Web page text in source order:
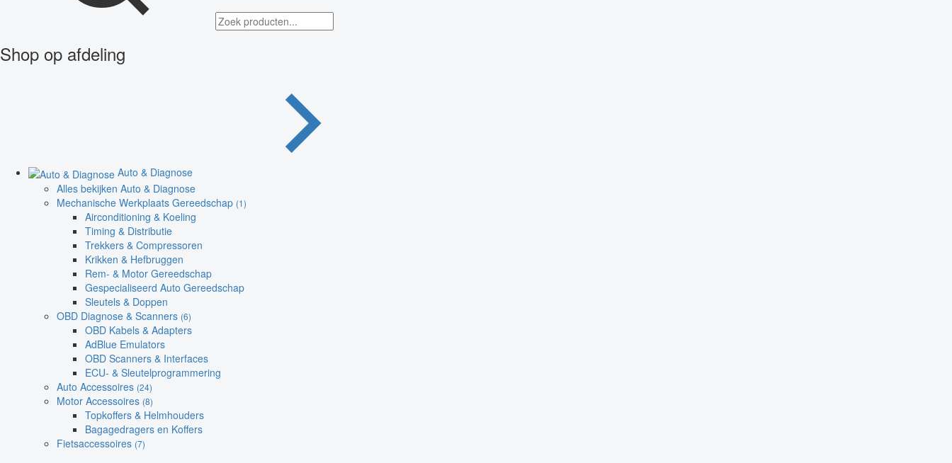
Shop op afdeling
Auto & Diagnose
Alles bekijken Auto & Diagnose
Mechanische Werkplaats Gereedschap (1)
Airconditioning & Koeling
Timing & Distributie
Trekkers & Compressoren
Krikken & Hefbruggen
Rem- & Motor Gereedschap
Gespecialiseerd Auto Gereedschap
Sleutels & Doppen
OBD Diagnose & Scanners (6)
OBD Kabels & Adapters
AdBlue Emulators
OBD Scanners & Interfaces
ECU- & Sleutelprogrammering
Auto Accessoires (24)
Motor Accessoires (8)
Topkoffers & Helmhouders
Bagagedragers en Koffers
Fietsaccessoires (7)